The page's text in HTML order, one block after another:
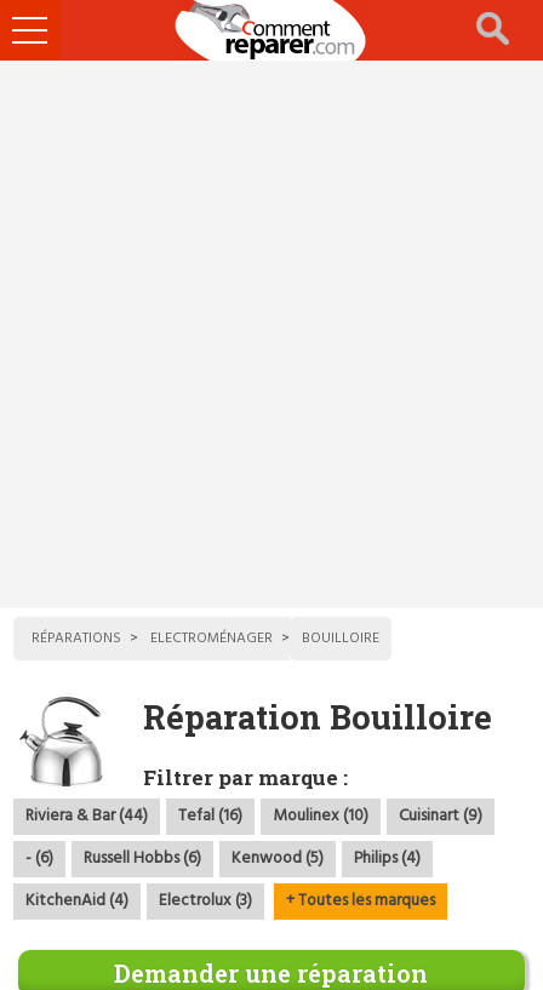
Ouvrir
le
RÉPARATIONS ELECTROMÉNAGER BOUILLOIRE
Réparation Bouilloire
Filtrer par marque :
Riviera & Bar (44) Tefal (16) Moulinex (10)
Cuisinart (9)
- (6)
Russell Hobbs (6) Kenwood (5)
Philips (4)
KitchenAid (4)
Electrolux (3) + Toutes les marques
Demander une réparation